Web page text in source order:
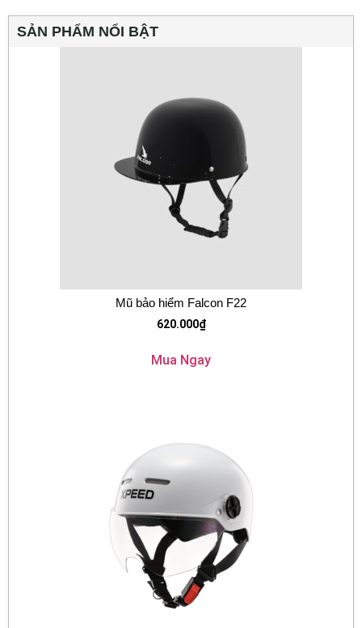
SẢN PHẨM NỔI BẬT
Mũ bảo hiểm Falcon F22
620.000₫
Mua Ngay